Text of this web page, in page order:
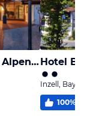
Das Bergmayr - Chiemgauer AlpenhotelHotel
Inzell, Bayern
100%